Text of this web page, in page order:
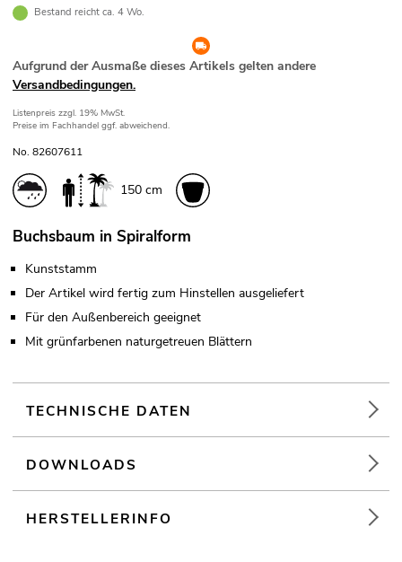
Bestand reicht ca. 4 Wo.
Aufgrund der Ausmaße dieses Artikels gelten andere
Versandbedingungen.
Listenpreis zzgl. 19% MwSt.
Preise im Fachhandel ggf. abweichend.
No. 82607611
150 cm
Buchsbaum in Spiralform
Kunststamm
Der Artikel wird fertig zum Hinstellen ausgeliefert
Für den Außenbereich geeignet
Mit grünfarbenen naturgetreuen Blättern
TECHNISCHE DATEN
DOWNLOADS
HERSTELLERINFO